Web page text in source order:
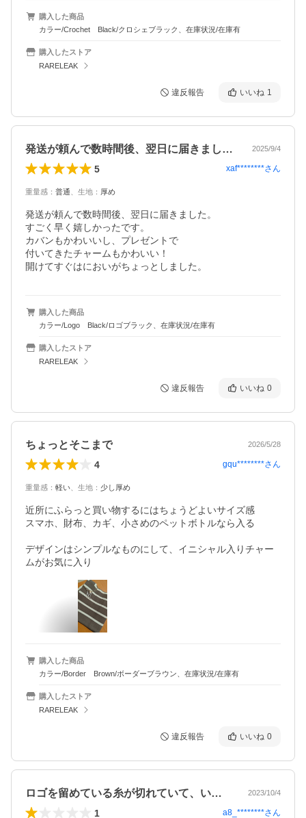
購入した商品
カラー/Crochet Black/クロシェブラック、在庫状況/在庫有
購入したストア
RARELEAK
違反報告 いいね 1
発送が頼んで数時間後、翌日に届きました… 2025/9/4
5 xaf********さん
重量感 ： 普通 生地 ： 厚め
発送が頼んで数時間後、翌日に届きました。
すごく早く嬉しかったです。
カバンもかわいいし、プレゼントで
付いてきたチャームもかわいい！
開けてすぐはにおいがちょっとしました。
購入した商品
カラー/Logo Black/ロゴブラック、在庫状況/在庫有
購入したストア
RARELEAK
違反報告 いいね 0
ちょっとそこまで 2026/5/28
4 gqu********さん
重量感 ： 軽い 生地 ： 少し厚め
近所にふらっと買い物するにはちょうどよいサイズ感
スマホ、財布、カギ、小さめのペットボトルなら入る
デザインはシンプルなものにして、イニシャル入りチャー
ムがお気に入り
購入した商品
カラー/Border Brown/ボーダーブラウン、在庫状況/在庫有
購入したストア
RARELEAK
違反報告 いいね 0
ロゴを留めている糸が切れていて、いまだ… 2023/10/4
1 a8_********さん